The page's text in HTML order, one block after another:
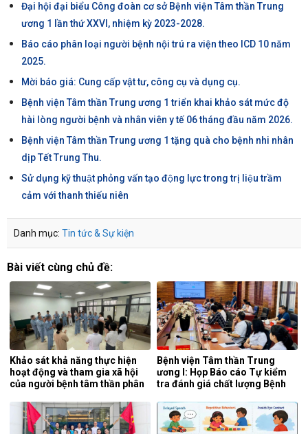
Đại hội đại biểu Công đoàn cơ sở Bệnh viện Tâm thần Trung
ương 1 lần thứ XXVI, nhiệm kỳ 2023-2028.
Báo cáo phân loại người bệnh nội trú ra viện theo ICD 10 năm
2025.
Mời báo giá: Cung cấp vật tư, công cụ và dụng cụ.
Bệnh viện Tâm thần Trung ương 1 triển khai khảo sát mức độ
hài lòng người bệnh và nhân viên y tế 06 tháng đầu năm 2026.
Bệnh viện Tâm thần Trung ương 1 tặng quà cho bệnh nhi nhân
dịp Tết Trung Thu.
Sử dụng kỹ thuật phỏng vấn tạo động lực trong trị liệu trầm
cảm với thanh thiếu niên
Danh mục: Tin tức & Sự kiện
Bài viết cùng chủ đề:
Khảo sát khả năng thực hiện
hoạt động và tham gia xã hội
của người bệnh tâm thần phân
năng, Bệnh viện Tâm thần
Trung ương 1.
Bệnh viện Tâm thần Trung
ương I: Họp Báo cáo Tự kiểm
tra đánh giá chất lượng Bệnh